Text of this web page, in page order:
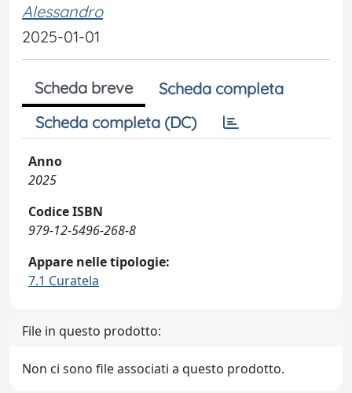
Alessandro
2025-01-01
Scheda breve
Scheda completa
Scheda completa (DC)
Anno
2025
Codice ISBN
979-12-5496-268-8
Appare nelle tipologie:
7.1 Curatela
File in questo prodotto:
Non ci sono file associati a questo prodotto.